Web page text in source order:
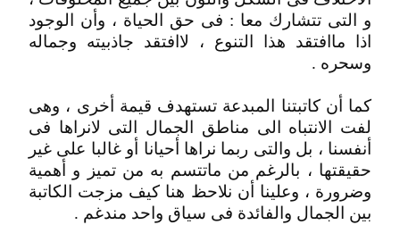
و التى تتشارك معا : فى حق الحياة ، وأن الوجود
اذا ماافتقد هذا التنوع ، لاافتقد جاذبيته وجماله
وسحره .
كما أن كاتبتنا المبدعة تستهدف قيمة أخرى ، وهى
لفت الانتباه الى مناطق الجمال التى لانراها فى
أنفسنا ، بل والتى ربما نراها أحيانا أو غالبا على غير
حقيقتها ، بالرغم من ماتتسم به من تميز و أهمية
وضرورة ، وعلينا أن نلاحظ هنا كيف مزجت الكاتبة
بين الجمال والفائدة فى سياق واحد مندغم .